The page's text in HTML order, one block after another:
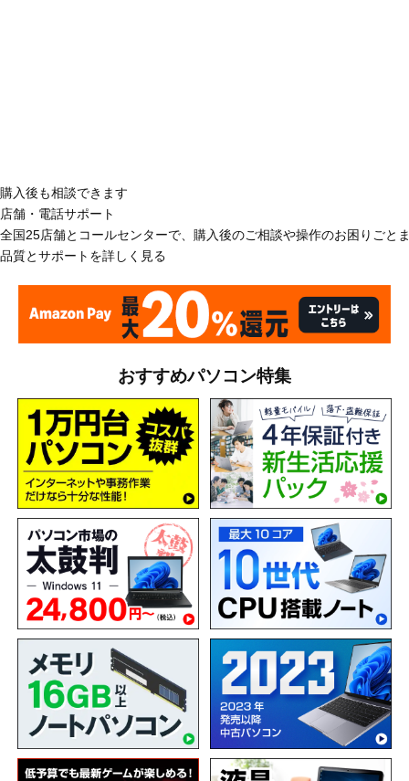
購入後も相談できます
店舗・電話サポート
全国25店舗とコールセンターで、購入後のご相談や操作のお困りごと
品質とサポートを詳しく見る
おすすめパソコン特集